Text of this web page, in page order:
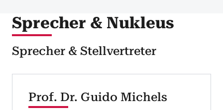
Sprecher & Nukleus
Sprecher & Stellvertreter
Prof. Dr. Guido Michels